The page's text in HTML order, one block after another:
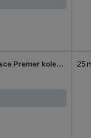
Blickle 223461 LKRA-VPA 125G vrtljivo kolesce Premer kolesa: 125 mm Nosilnost (maks.): 100 kg 1 kos 25